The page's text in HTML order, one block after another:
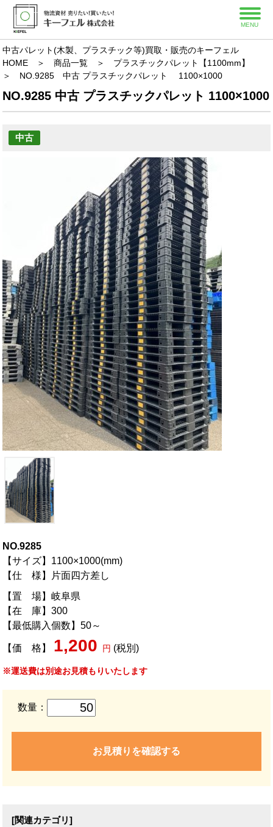
MENU
中古パレット(木製、プラスチック等)買取・販売のキーフェル
HOME ＞商品一覧 ＞ プラスチックパレット【1100mm】
＞ NO.9285 中古 プラスチックパレット 1100×1000
NO.9285 中古 プラスチックパレット 1100×1000
中古
NO.9285
【サイズ】1100×1000(mm)
【仕 様】片面四方差し
【置 場】岐阜県
【在 庫】300
【最低購入個数】50～
【価 格】 1,200 円 (税別)
※運送費は別途お見積もりいたします
数量：
お見積りを確認する
[関連カテゴリ]